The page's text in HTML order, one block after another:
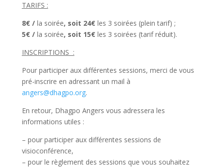
TARIFS :
8€ / la soirée, soit 24€les 3 soirées (plein tarif) ;
5€ / la soirée, soit 15€ les 3 soirées (tarif réduit).
INSCRIPTIONS :
Pour participer aux différentes sessions, merci de vous
pré-inscrire en adressant un mail à
angers@dhagpo.org.
En retour, Dhagpo Angers vous adressera les
informations utiles :
– pour participer aux différentes sessions de
visioconférence,
– pour le règlement des sessions que vous souhaitez